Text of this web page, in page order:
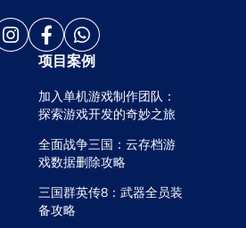
项目案例
加入单机游戏制作团队：
探索游戏开发的奇妙之旅
全面战争三国：云存档游
戏数据删除攻略
三国群英传8：武器全员装
备攻略